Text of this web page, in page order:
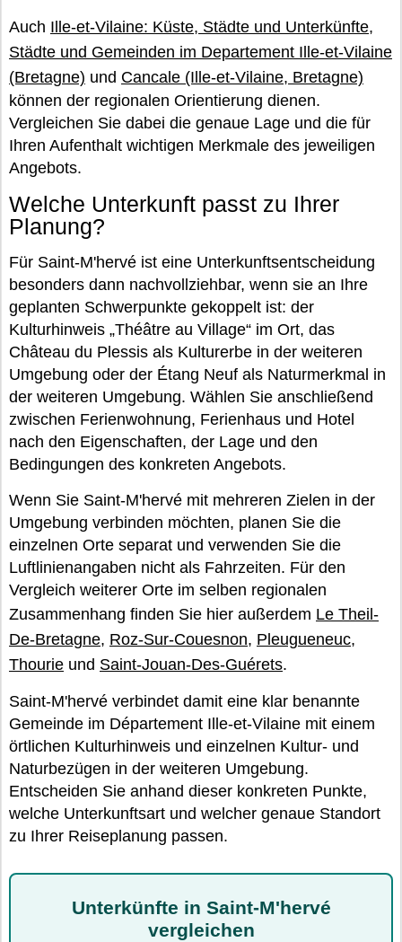
Auch Ille-et-Vilaine: Küste, Städte und Unterkünfte,
Städte und Gemeinden im Departement Ille-et-Vilaine
(Bretagne) und Cancale (Ille-et-Vilaine, Bretagne)
können der regionalen Orientierung dienen.
Vergleichen Sie dabei die genaue Lage und die für
Ihren Aufenthalt wichtigen Merkmale des jeweiligen
Angebots.
Welche Unterkunft passt zu Ihrer
Planung?
Für Saint-M'hervé ist eine Unterkunftsentscheidung
besonders dann nachvollziehbar, wenn sie an Ihre
geplanten Schwerpunkte gekoppelt ist: der
Kulturhinweis „Théâtre au Village“ im Ort, das
Château du Plessis als Kulturerbe in der weiteren
Umgebung oder der Étang Neuf als Naturmerkmal in
der weiteren Umgebung. Wählen Sie anschließend
zwischen Ferienwohnung, Ferienhaus und Hotel
nach den Eigenschaften, der Lage und den
Bedingungen des konkreten Angebots.
Wenn Sie Saint-M'hervé mit mehreren Zielen in der
Umgebung verbinden möchten, planen Sie die
einzelnen Orte separat und verwenden Sie die
Luftlinienangaben nicht als Fahrzeiten. Für den
Vergleich weiterer Orte im selben regionalen
Zusammenhang finden Sie hier außerdem Le Theil-
De-Bretagne, Roz-Sur-Couesnon, Pleugueneuc,
Thourie und Saint-Jouan-Des-Guérets.
Saint-M'hervé verbindet damit eine klar benannte
Gemeinde im Département Ille-et-Vilaine mit einem
örtlichen Kulturhinweis und einzelnen Kultur- und
Naturbezügen in der weiteren Umgebung.
Entscheiden Sie anhand dieser konkreten Punkte,
welche Unterkunftsart und welcher genaue Standort
zu Ihrer Reiseplanung passen.
Unterkünfte in Saint-M'hervé
vergleichen